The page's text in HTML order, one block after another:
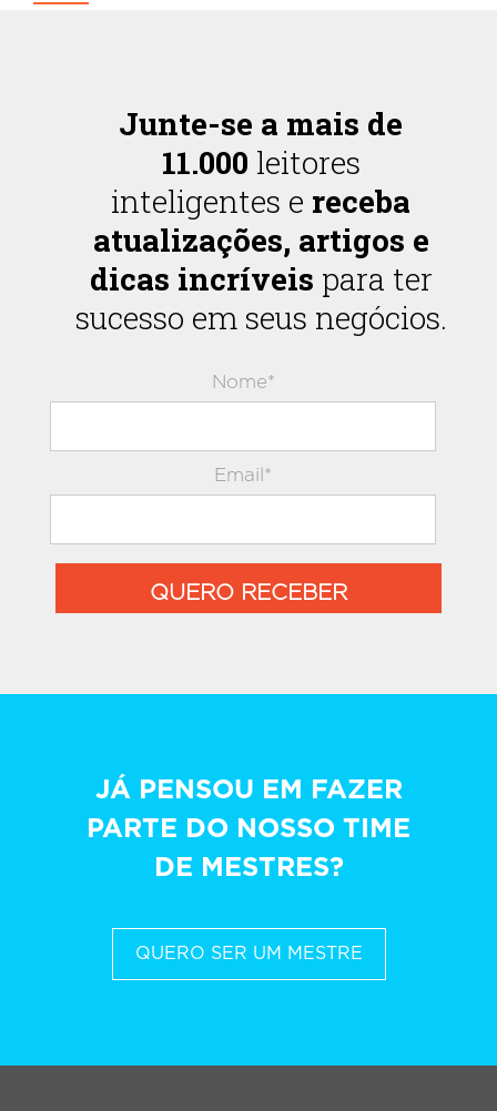
Junte-se a mais de
11.000 leitores
inteligentes e receba
atualizações, artigos e
dicas incríveis para ter
sucesso em seus negócios.
Nome*
Email*
QUERO RECEBER
JÁ PENSOU EM FAZER
PARTE DO NOSSO TIME
DE MESTRES?
QUERO SER UM MESTRE